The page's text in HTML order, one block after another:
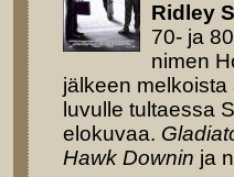
Ridley
70- ja
nimen
jälkeen
luvulle tultaessa
elokuvaa.
Hawk Downin ja